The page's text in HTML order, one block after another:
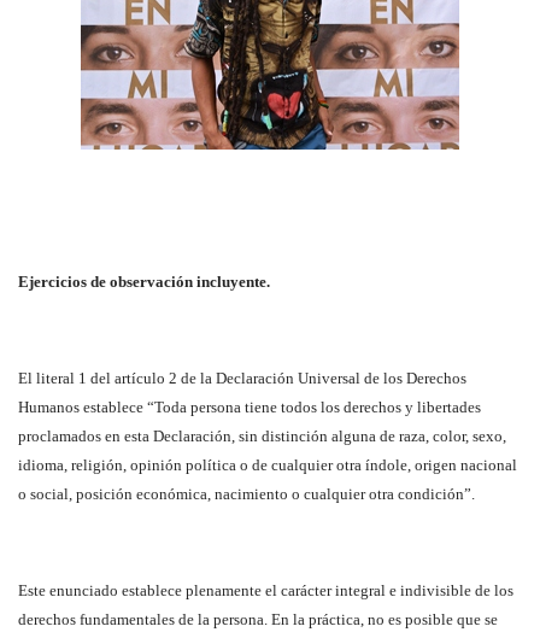
Ejercicios de observación incluyente.
El literal 1 del artículo 2 de la Declaración Universal de los Derechos
Humanos establece “Toda persona tiene todos los derechos y libertades
proclamados en esta Declaración, sin distinción alguna de raza, color, sexo,
idioma, religión, opinión política o de cualquier otra índole, origen nacional
o social, posición económica, nacimiento o cualquier otra condición”.
Este enunciado establece plenamente el carácter integral e indivisible de los
derechos fundamentales de la persona. En la práctica, no es posible que se